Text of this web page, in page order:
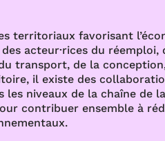
territoriaux favorisant
acteur·rices du réemploi,
transport, de la
il existe des
les niveaux de la chaîne de la
contribuer ensemble à